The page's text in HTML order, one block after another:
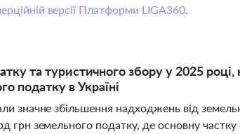
версії Платформи LIGA360.
та туристичного збору у 2025 році,
податку в Україні
значне збільшення надходжень від
земельного податку, де основну